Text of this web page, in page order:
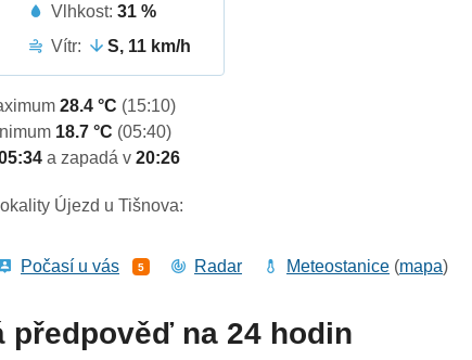
Vlhkost:31 %
Vítr:
S, 11 km/h
28.4 °C (15:10)
18.7 °C (05:40)
a zapadá v20:26
Újezd u Tišnova:
Počasí u vás 5 Radar Meteostanice (mapa)
předpověď na 24 hodin